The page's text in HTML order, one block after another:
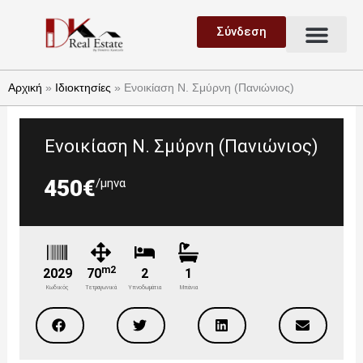
Σύνδεση
Αρχική » Ιδιοκτησίες » Ενοικίαση Ν. Σμύρνη (Πανιώνιος)
Ενοικίαση Ν. Σμύρνη (Πανιώνιος)
450€/μηνα
2029
Κωδικός
70m2
Τετραγωνικά
2
Υπνοδωμάτια
1
Μπάνια